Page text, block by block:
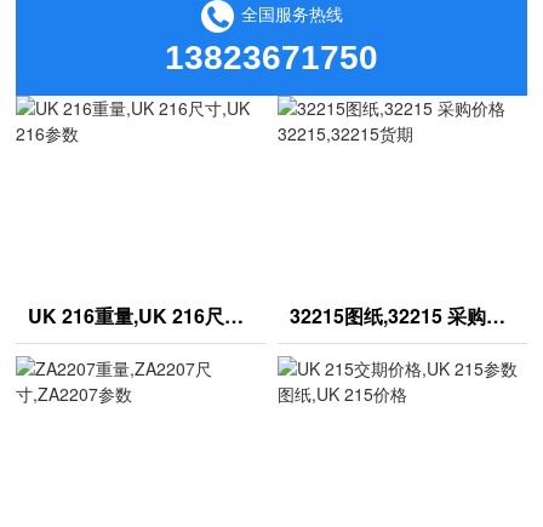
全国服务热线
13823671750
UK 216重量,UK 216尺寸,UK 216参数 32215图纸,32215 采购价格32215,32215货期